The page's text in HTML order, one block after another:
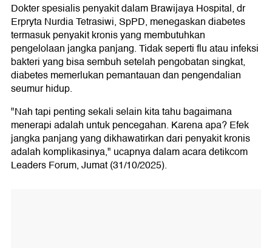
Dokter spesialis penyakit dalam Brawijaya Hospital, dr
Erpryta Nurdia Tetrasiwi, SpPD, menegaskan diabetes
termasuk penyakit kronis yang membutuhkan
pengelolaan jangka panjang. Tidak seperti flu atau infeksi
bakteri yang bisa sembuh setelah pengobatan singkat,
diabetes memerlukan pemantauan dan pengendalian
seumur hidup.
"Nah tapi penting sekali selain kita tahu bagaimana
menerapi adalah untuk pencegahan. Karena apa? Efek
jangka panjang yang dikhawatirkan dari penyakit kronis
adalah komplikasinya," ucapnya dalam acara detikcom
Leaders Forum, Jumat (31/10/2025).